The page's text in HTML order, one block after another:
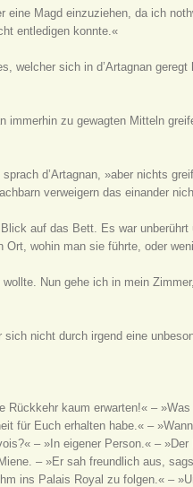
Magd einzuziehen, da ich
entledigen konnte.«
welcher sich in d’Artagnan
zu gewagten Mitteln
d’Artagnan, »aber nichts
verweigern das einander
auf das Bett. Es war
wohin man sie führte, oder
Nun gehe ich in mein
nicht durch irgend eine
kaum erwarten!« –
für Euch erhalten habe.« –
– »In eigener Person.« –
– »Er sah freundlich aus,
ins Palais Royal zu folgen.« –